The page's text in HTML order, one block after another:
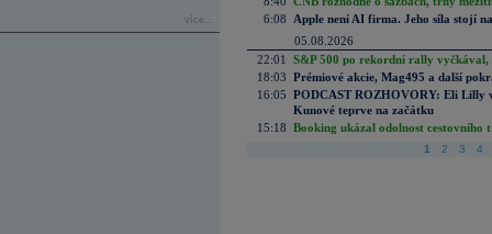
více...
6:08
Apple není AI firma. Jeho síla stojí
05.08.2026
22:01
S&P 500 po rekordní rally vyčkával,
18:03 Prémiové akcie, Mag495 a další
16:05 PODCAST ROZHOVORY: Eli Lilly
Kunové teprve na začátku
15:18 Booking ukázal odolnost cestovního
1 2 3 4